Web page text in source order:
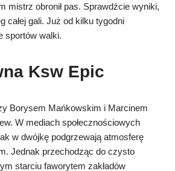
mistrz obronił pas. Sprawdźcie wyniki,
całej gali. Już od kilku tygodni
sportów walki.
Ksw Epic
Borysem Mańkowskim i Marcinem
W mediach społecznościowych
w dwójkę podgrzewają atmosferę
Jednak przechodząc do czysto
starciu faworytem zakładów